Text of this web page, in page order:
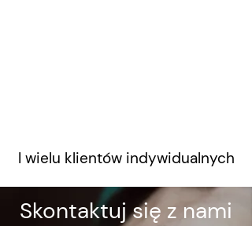
I wielu klientów indywidualnych
Skontaktuj się z nami